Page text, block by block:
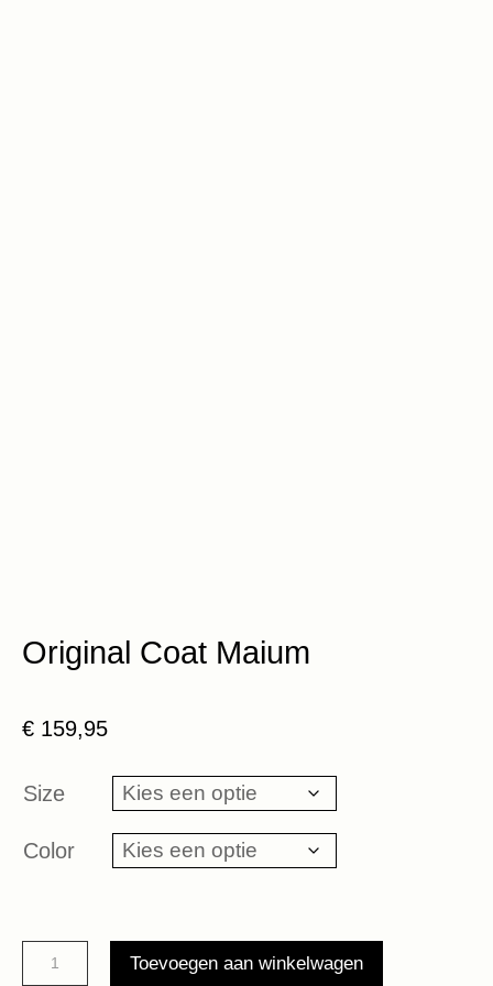
Original Coat Maium
€ 159,95
Size
Color
Original
Coat
Toevoegen aan winkelwagen